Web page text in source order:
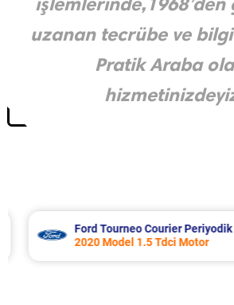
uzanan tecrübe ve
Pratik Araba
Ford Tourneo Courier Periyodik
2020 Model 1.5 Tdci Motor